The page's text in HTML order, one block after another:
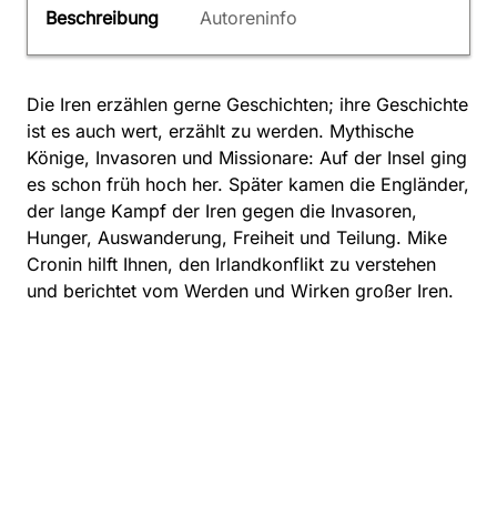
Beschreibung Autoreninfo
Die Iren erzählen gerne Geschichten; ihre Geschichte
ist es auch wert, erzählt zu werden. Mythische
Könige, Invasoren und Missionare: Auf der Insel ging
es schon früh hoch her. Später kamen die Engländer,
der lange Kampf der Iren gegen die Invasoren,
Hunger, Auswanderung, Freiheit und Teilung. Mike
Cronin hilft Ihnen, den Irlandkonflikt zu verstehen
und berichtet vom Werden und Wirken großer Iren.